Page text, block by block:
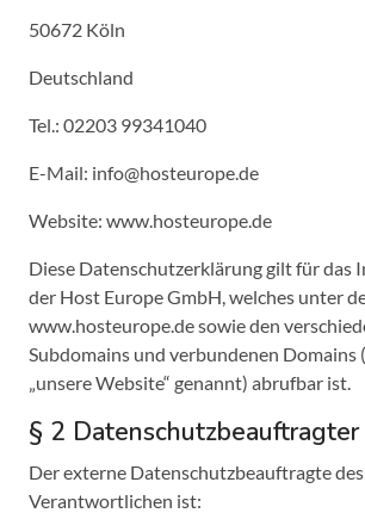
50672 Köln
Deutschland
Tel.: 02203 99341040
E-Mail: info@hosteurope.de
Website: www.hosteurope.de
Diese Datenschutzerklärung gilt für das
der Host Europe GmbH, welches unter
www.hosteurope.de sowie den
Subdomains und verbundenen Domains
„unsere Website“ genannt) abrufbar ist.
§ 2 Datenschutzbeauftragter
Der externe Datenschutzbeauftragte des
Verantwortlichen ist: